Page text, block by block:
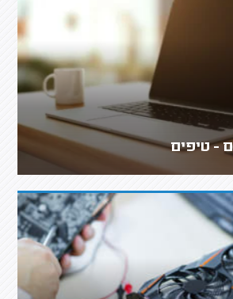
- טיפים